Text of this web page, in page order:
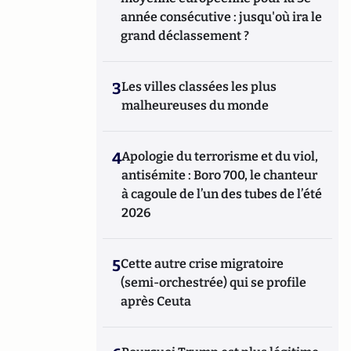
année consécutive : jusqu'où ira le
grand déclassement ?
3Les villes classées les plus
malheureuses du monde
4Apologie du terrorisme et du viol,
antisémite : Boro 700, le chanteur
à cagoule de l’un des tubes de l’été
2026
5Cette autre crise migratoire
(semi-orchestrée) qui se profile
après Ceuta